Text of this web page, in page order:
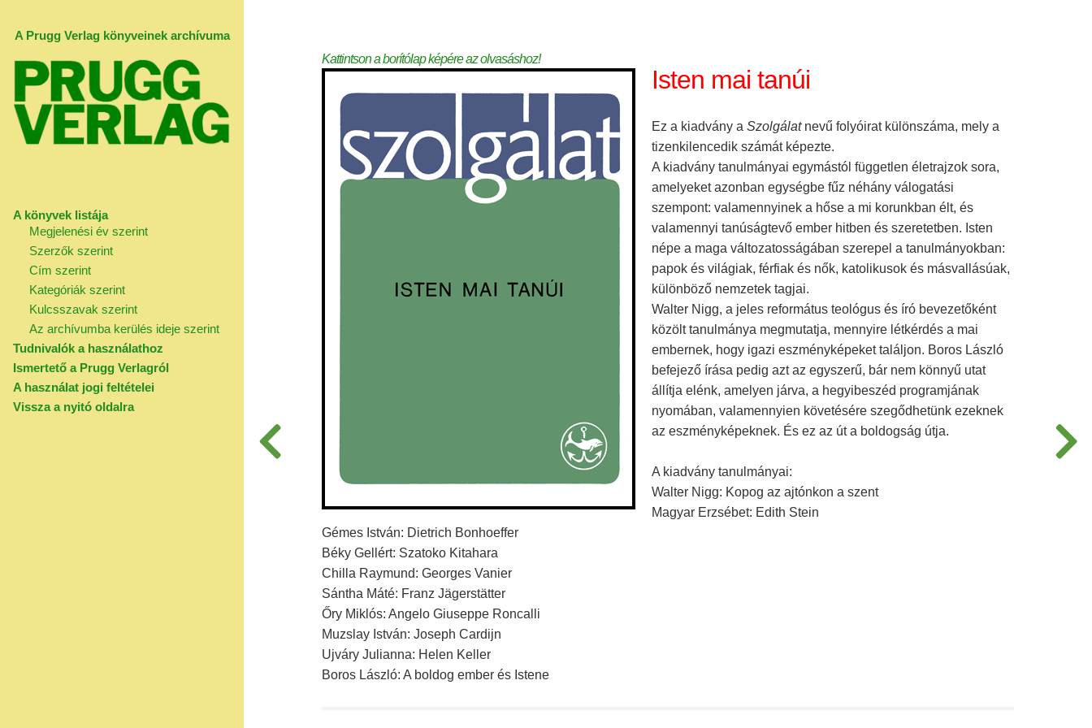
A Prugg Verlag könyveinek archívuma
A könyvek listája
Megjelenési év szerint
Szerzők szerint
Cím szerint
Kategóriák szerint
Kulcsszavak szerint
Az archívumba kerülés ideje szerint
Tudnivalók a használathoz
Ismertető a Prugg Verlagról
A használat jogi feltételei
Vissza a nyitó oldalra
Kattintson a borítólap képére az olvasáshoz!
Isten mai tanúi
Ez a kiadvány a Szolgálatnevű folyóirat különszáma, mely a
tizenkilencedik számát képezte.
A kiadvány tanulmányai egymástól független életrajzok sora,
amelyeket azonban egységbe fűz néhány válogatási
szempont: valamennyinek a hőse a mi korunkban élt, és
valamennyi tanúságtevő ember hitben és szeretetben. Isten
népe a maga változatosságában szerepel a tanulmányokban:
papok és világiak, férfiak és nők, katolikusok és másvallásúak,
különböző nemzetek tagjai.
Walter Nigg, a jeles református teológus és író bevezetőként
közölt tanulmánya megmutatja, mennyire létkérdés a mai
embernek, hogy igazi eszményképeket találjon. Boros László
befejező írása pedig azt az egyszerű, bár nem könnyű utat
állítja elénk, amelyen járva, a hegyibeszéd programjának
nyomában, valamennyien követésére szegődhetünk ezeknek
az eszményképeknek. És ez az út a boldogság útja.
A kiadvány tanulmányai:
Walter Nigg: Kopog az ajtónkon a szent
Magyar Erzsébet: Edith Stein
Gémes István: Dietrich Bonhoeffer
Béky Gellért: Szatoko Kitahara
Chilla Raymund: Georges Vanier
Sántha Máté: Franz Jägerstätter
Őry Miklós: Angelo Giuseppe Roncalli
Muzslay István: Joseph Cardijn
Ujváry Julianna: Helen Keller
Boros László: A boldog ember és Istene